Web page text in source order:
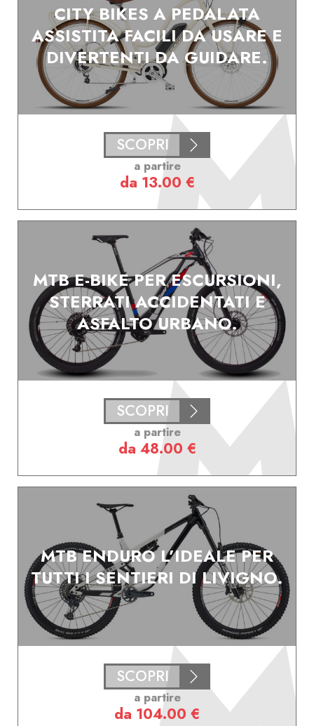
CITY BIKES A PEDALATA
ASSISTITA FACILI DA USARE E
DIVERTENTI DA GUIDARE.
SCOPRI
a partire
da 13.00 €
MTB E-BIKE PER ESCURSIONI,
STERRATI ACCIDENTATI E
ASFALTO URBANO.
SCOPRI
a partire
da 48.00 €
MTB ENDURO L’IDEALE PER
TUTTI I SENTIERI DI LIVIGNO.
SCOPRI
a partire
da 104.00 €